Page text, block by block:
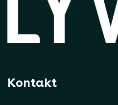
Kontakt